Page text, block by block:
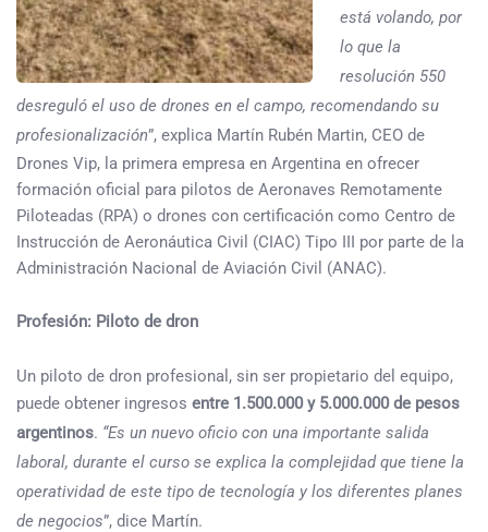
está volando, por
lo que la
resolución 550
desreguló el uso de drones en el campo, recomendando su
profesionalización”, explica Martín Rubén Martin, CEO de
Drones Vip, la primera empresa en Argentina en ofrecer
formación oficial para pilotos de Aeronaves Remotamente
Piloteadas (RPA) o drones con certificación como Centro de
Instrucción de Aeronáutica Civil (CIAC) Tipo III por parte de la
Administración Nacional de Aviación Civil (ANAC).
Profesión: Piloto de dron
Un piloto de dron profesional, sin ser propietario del equipo,
puede obtener ingresos entre 1.500.000 y 5.000.000 de pesos
argentinos. “Es un nuevo oficio con una importante salida
laboral, durante el curso se explica la complejidad que tiene la
operatividad de este tipo de tecnología y los diferentes planes
de negocios”, dice Martín.